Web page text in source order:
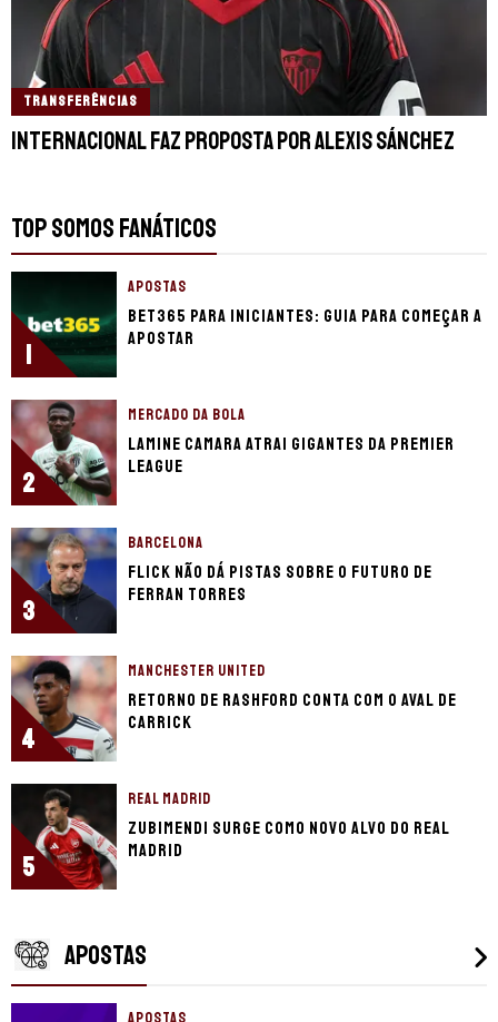
TRANSFERÊNCIAS
Internacional faz proposta por Alexis Sánchez
TOP SOMOS FANÁTICOS
1
APOSTAS
bet365 para iniciantes: guia para começar a
apostar
2
MERCADO DA BOLA
Lamine Camara atrai gigantes da Premier
League
3
BARCELONA
Flick não dá pistas sobre o futuro de
Ferran Torres
4
MANCHESTER UNITED
Retorno de Rashford conta com o aval de
Carrick
5
REAL MADRID
Zubimendi surge como novo alvo do Real
Madrid
APOSTAS
APOSTAS